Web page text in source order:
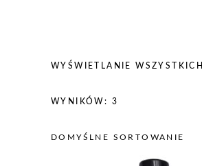
WYŚWIETLANIE WSZYSTKICH
WYNIKÓW: 3
DOMYŚLNE SORTOWANIE